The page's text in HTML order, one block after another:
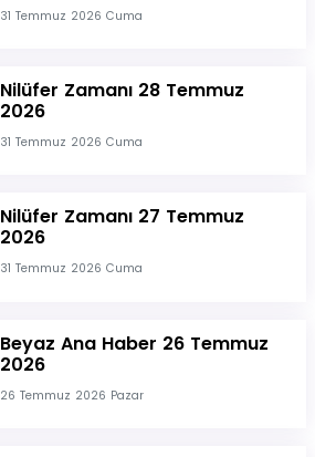
31 Temmuz 2026 Cuma
Nilüfer Zamanı 28 Temmuz
2026
31 Temmuz 2026 Cuma
Nilüfer Zamanı 27 Temmuz
2026
31 Temmuz 2026 Cuma
Beyaz Ana Haber 26 Temmuz
2026
26 Temmuz 2026 Pazar